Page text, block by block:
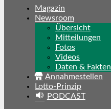
Magazin
Newsroom
Übersicht
Mitteilungen
Fotos
Videos
Daten & Fakten
Annahmestellen
Lotto-Prinzip
PODCAST